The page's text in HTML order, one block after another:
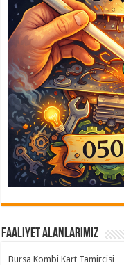
Faaliyet Alanlarımız
Bursa Kombi Kart Tamircisi